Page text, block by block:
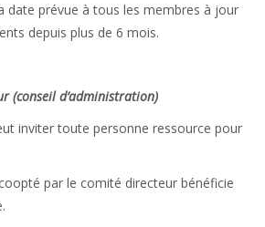
date prévue à tous les membres à jour
depuis plus de 6 mois.
(conseil d’administration)
inviter toute personne ressource pour
par le comité directeur bénéficie